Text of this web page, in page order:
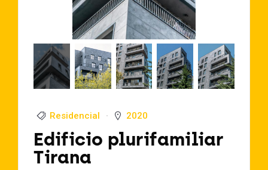
Residencial 2020
Edificio plurifamiliar
Tirana